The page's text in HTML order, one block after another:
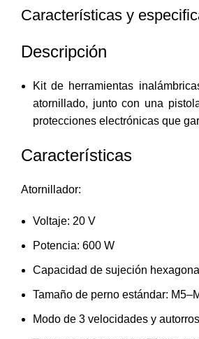
Características y
Descripción
Kit de herramientas
atornillado, junto con una
protecciones electrónicas que
Características
Atornillador:
Voltaje: 20 V
Potencia: 600 W
Capacidad de sujeción
Tamaño de perno estándar:
Modo de 3 velocidades y